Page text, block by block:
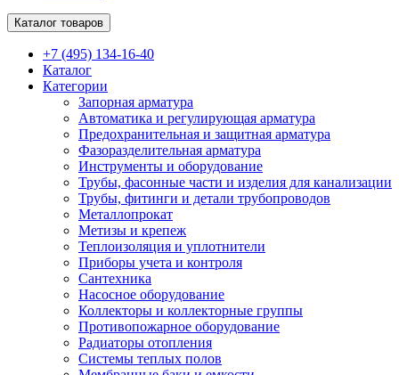
Каталог товаров
+7 (495) 134-16-40
Каталог
Категории
Запорная арматура
Автоматика и регулирующая арматура
Предохранительная и защитная арматура
Фазоразделительная арматура
Инструменты и оборудование
Трубы, фасонные части и изделия для канализации
Трубы, фитинги и детали трубопроводов
Металлопрокат
Метизы и крепеж
Теплоизоляция и уплотнители
Приборы учета и контроля
Сантехника
Насосное оборудование
Коллекторы и коллекторные группы
Противопожарное оборудование
Радиаторы отопления
Системы теплых полов